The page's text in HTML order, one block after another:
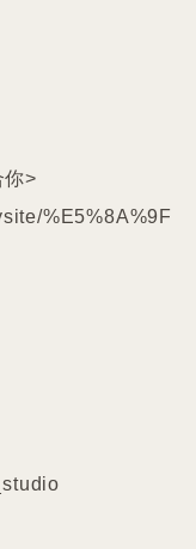
你>
%E5%8A%9F